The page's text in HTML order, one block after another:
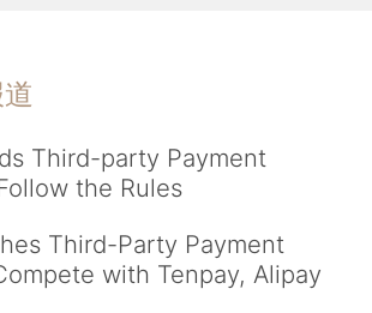
Third-party Payment
the Rules
Third-Party Payment
with Tenpay, Alipay